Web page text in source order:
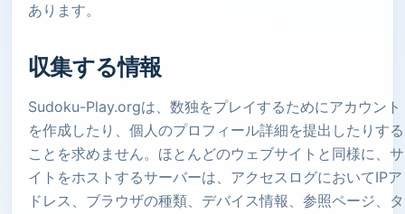
あります。
収集する情報
Sudoku-Play.orgは、数独をプレイするためにアカウント
を作成したり、個人のプロフィール詳細を提出したりする
ことを求めません。ほとんどのウェブサイトと同様に、サ
イトをホストするサーバーは、アクセスログにおいてIPア
ドレス、ブラウザの種類、デバイス情報、参照ページ、タ